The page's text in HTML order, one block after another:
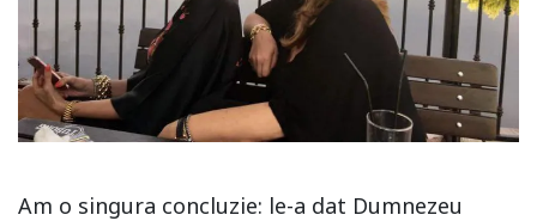
Am o singura concluzie: le-a dat Dumnezeu